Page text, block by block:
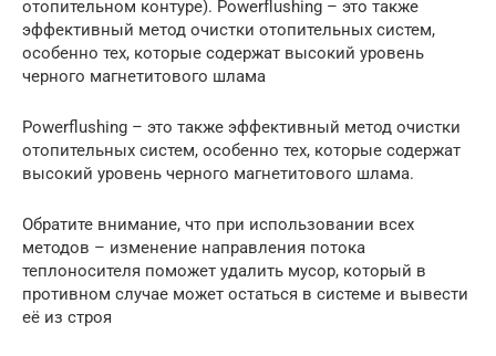
отопительном контуре). Powerflushing – это также
эффективный метод очистки отопительных систем,
особенно тех, которые содержат высокий уровень
черного магнетитового шлама
Powerflushing – это также эффективный метод очистки
отопительных систем, особенно тех, которые содержат
высокий уровень черного магнетитового шлама.
Обратите внимание, что при использовании всех
методов – изменение направления потока
теплоносителя поможет удалить мусор, который в
противном случае может остаться в системе и вывести
её из строя